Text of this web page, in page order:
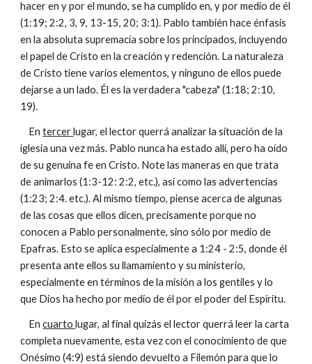
hacer en y por el mundo, se ha cumplido en, y por medio de él
(1:19; 2:2, 3, 9, 13-15, 20; 3:1). Pablo también hace énfasis
en la absoluta supremacía sobre los principados, incluyendo
el papel de Cristo en la creación y redención. La naturaleza
de Cristo tiene varios elementos, y ninguno de ellos puede
dejarse a un lado. Él es la verdadera "cabeza" (1:18; 2:10,
19).
Entercerlugar, el lector querrá analizar la situación de la
iglesia una vez más. Pablo nunca ha estado allí, pero ha oído
de su genuina fe en Cristo. Note las maneras en que trata
de animarlos (1:3-12: 2:2, etc.), así como las advertencias
(1:23; 2:4. etc.). Al mismo tiempo, piense acerca de algunas
de las cosas que ellos dicen, precisamente porque no
conocen a Pablo personalmente, sino sólo por medio de
Epafras. Esto se aplica especialmente a 1:24 - 2:5, donde él
presenta ante ellos su llamamiento y su ministerio,
especialmente en términos de la misión a los gentiles y lo
que Dios ha hecho por medio de él por el poder del Espíritu.
Encuartolugar, al final quizás el lector querrá leer la carta
completa nuevamente, esta vez con el conocimiento de que
Onésimo (4:9) está siendo devuelto a Filemón para que lo